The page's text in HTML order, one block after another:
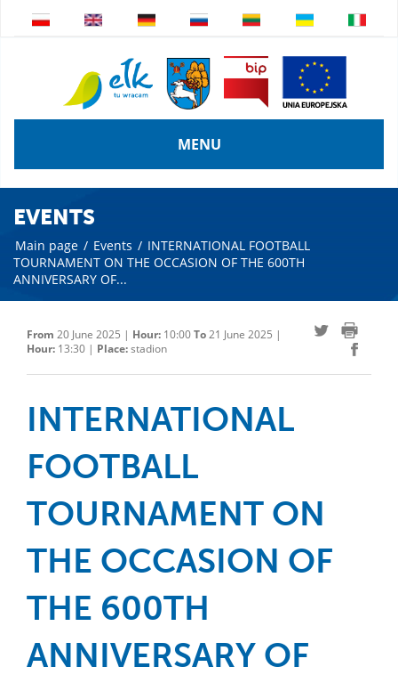
MENU
EVENTS
Main page / Events / INTERNATIONAL FOOTBALL
TOURNAMENT ON THE OCCASION OF THE 600TH
ANNIVERSARY OF...
From 20 June 2025 | Hour: 10:00To21 June 2025 |
Hour: 13:30 | Place:stadion
INTERNATIONAL
FOOTBALL
TOURNAMENT ON
THE OCCASION OF
THE 600TH
ANNIVERSARY OF